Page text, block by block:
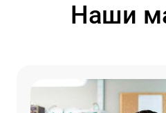
Наши